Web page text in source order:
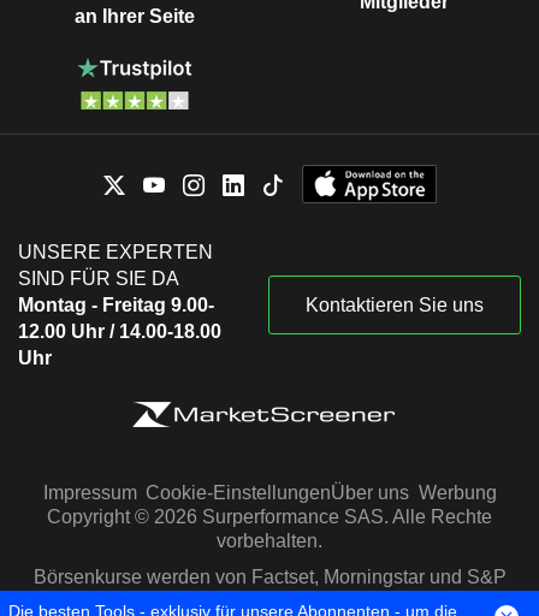
an Ihrer Seite
UNSERE EXPERTEN
SIND FÜR SIE DA
Montag - Freitag 9.00-
12.00 Uhr / 14.00-18.00
Uhr
Kontaktieren Sie uns
Impressum Cookie-EinstellungenÜber uns Werbung
Copyright © 2026 Surperformance SAS. Alle Rechte
vorbehalten.
Börsenkurse werden von Factset, Morningstar und S&P
Capital IQ zur Verfügung gestellt
Die besten Tools - exklusiv für unsere Abonnenten - um die